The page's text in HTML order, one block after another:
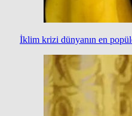
İklim krizi dünyanın en